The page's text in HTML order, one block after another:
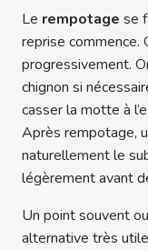
Le rempotage se
reprise
progressivement.
chignon si
casser la motte à
Après rempotage,
naturellement le
légèrement avant
Un point souvent
alternative très